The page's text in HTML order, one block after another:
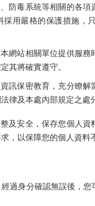
防毒系統等相關的各
採用嚴格的保護措施，
網站相關單位提供服務
其將確實遵守。
訊保密教育，充分瞭
律及本處內部規定之處
及安全，保存您個人
，以保障您的個人資料
過身分確認無誤後，